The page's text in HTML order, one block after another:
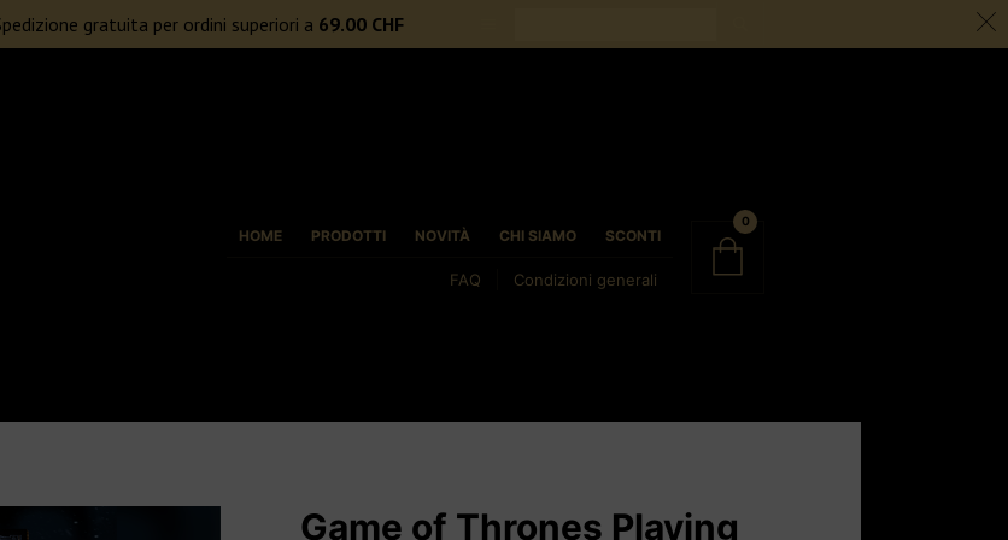
HOME PRODOTTI NOVITÀ CHI SIAMO SCONTI
FAQ Condizioni generali
0
Game of Thrones Playing